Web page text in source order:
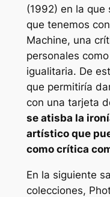
(1992) en la que
que tenemos con
Machine, una
personales
igualitaria. De
que permitiría
con una tarjeta
se atisba la
artístico que
como crítica
En la siguiente
colecciones,